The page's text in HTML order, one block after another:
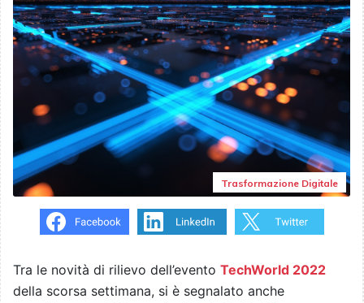
Trasformazione Digitale
Tra le novità di rilievo dell’evento TechWorld 2022
della scorsa settimana, si è segnalato anche